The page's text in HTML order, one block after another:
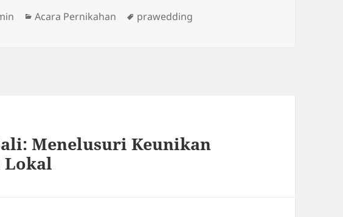
Categories
Acara Pernikahan Tags
prawedding
Menelusuri Keunikan
Lokal